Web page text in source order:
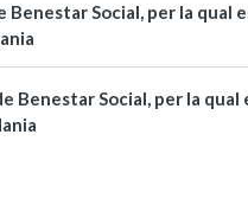
Social, per la qual
Benestar Social, per la